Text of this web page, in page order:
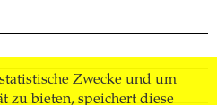
Zwecke und um
zu bieten, speichert diese